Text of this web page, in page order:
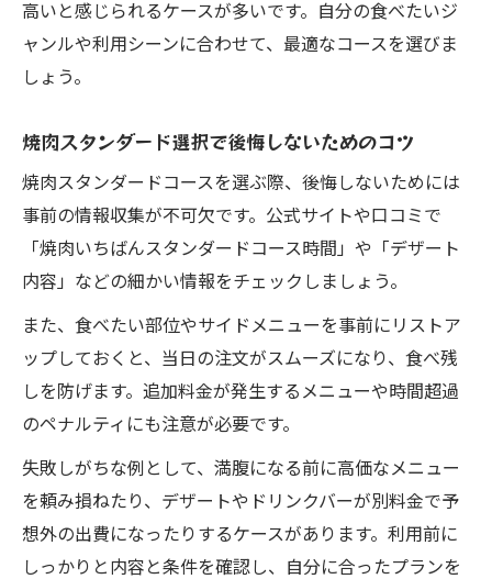
高いと感じられるケースが多いです。自分の食べたいジ
ャンルや利用シーンに合わせて、最適なコースを選びま
しょう。
焼肉スタンダード選択で後悔しないためのコツ
焼肉スタンダードコースを選ぶ際、後悔しないためには
事前の情報収集が不可欠です。公式サイトや口コミで
「焼肉いちばんスタンダードコース時間」や「デザート
内容」などの細かい情報をチェックしましょう。
また、食べたい部位やサイドメニューを事前にリストア
ップしておくと、当日の注文がスムーズになり、食べ残
しを防げます。追加料金が発生するメニューや時間超過
のペナルティにも注意が必要です。
失敗しがちな例として、満腹になる前に高価なメニュー
を頼み損ねたり、デザートやドリンクバーが別料金で予
想外の出費になったりするケースがあります。利用前に
しっかりと内容と条件を確認し、自分に合ったプランを